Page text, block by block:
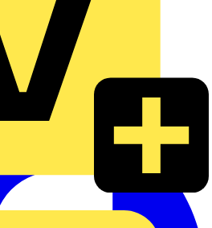
Datenschutzerklärung